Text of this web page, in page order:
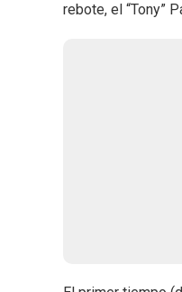
rebote, el “Tony”